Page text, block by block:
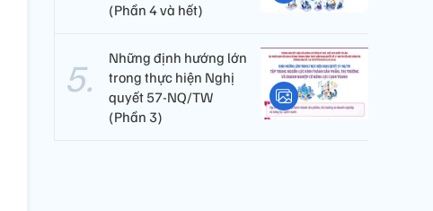
(Phần 4 và hết)
Những định hướng lớn
trong thực hiện Nghị
quyết 57-NQ/TW
(Phần 3)